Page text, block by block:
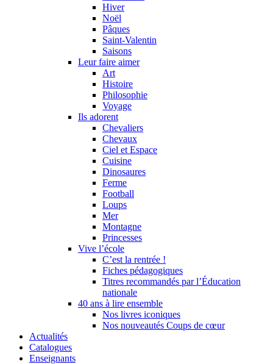
Hiver
Noël
Pâques
Saint-Valentin
Saisons
Leur faire aimer
Art
Histoire
Philosophie
Voyage
Ils adorent
Chevaliers
Chevaux
Ciel et Espace
Cuisine
Dinosaures
Ferme
Football
Loups
Mer
Montagne
Princesses
Vive l’école
C’est la rentrée !
Fiches pédagogiques
Titres recommandés par l’Éducation
nationale
40 ans à lire ensemble
Nos livres iconiques
Nos nouveautés Coups de cœur
Actualités
Catalogues
Enseignants